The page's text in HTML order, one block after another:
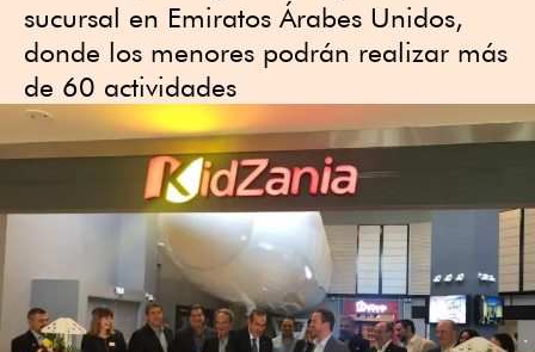
sucursal en Emiratos Árabes Unidos,
donde los menores podrán realizar más
de 60 actividades